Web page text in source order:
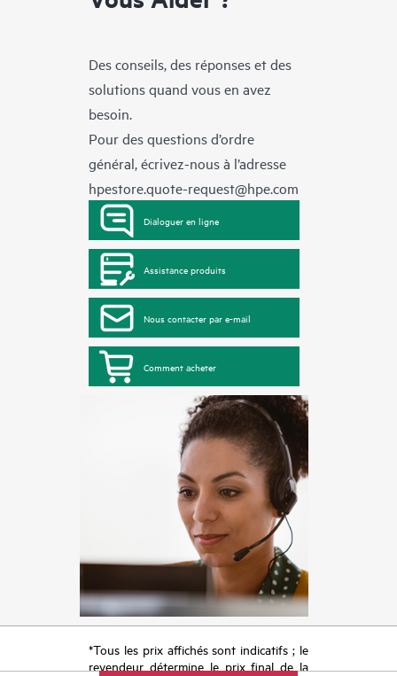
Des conseils, des réponses et des
solutions quand vous en avez
besoin.
Pour des questions d’ordre
général, écrivez-nous à l’adresse
hpestore.quote-request@hpe.com
Dialoguer en ligne
Assistance produits
Nous contacter par e-mail
Comment acheter
*Tous les prix affichés sont indicatifs ; le
revendeur détermine le prix final de la